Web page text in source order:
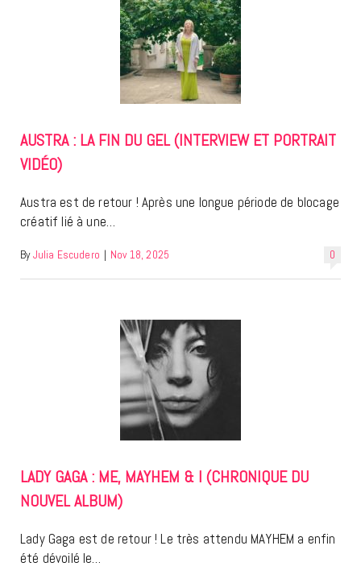
AUSTRA : LA FIN DU GEL (INTERVIEW ET PORTRAIT
VIDÉO)
Austra est de retour ! Après une longue période de blocage
créatif lié à une…
0
By Julia Escudero | Nov 18, 2025
LADY GAGA : ME, MAYHEM & I (CHRONIQUE DU
NOUVEL ALBUM)
Lady Gaga est de retour ! Le très attendu MAYHEM a enfin
été dévoilé le…